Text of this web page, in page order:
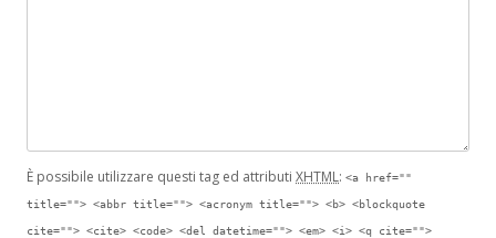
È possibile utilizzare questi tag ed attributi XHTML: <a href=""
title=""> <abbr title=""> <acronym title=""> <b> <blockquote
cite=""> <cite> <code> <del datetime=""> <em> <i> <q cite="">